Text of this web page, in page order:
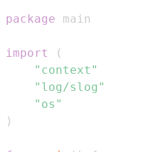
package
import
(
"context"
"log/slog"
"os"
)